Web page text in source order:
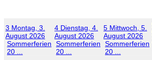
3 Montag, 3.
August 2026
Sommerferien
20 ...
4 Dienstag, 4.
August 2026
Sommerferien
20 ...
5 Mittwoch, 5.
August 2026
Sommerferien
20 ...